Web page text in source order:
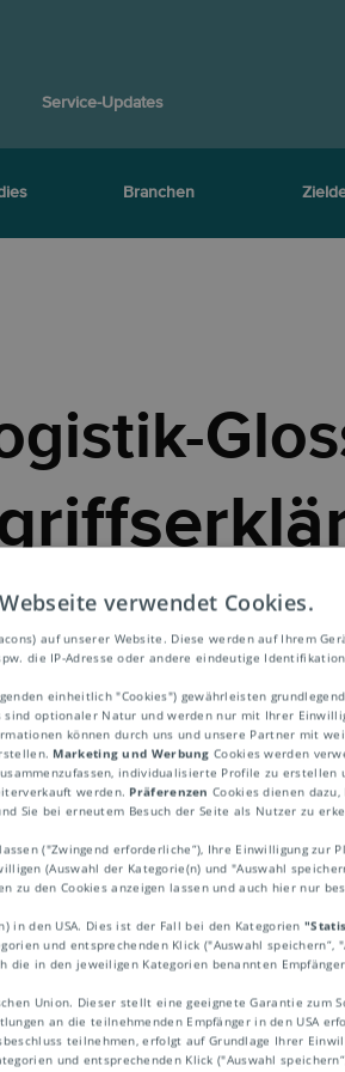
Service-Updates
Branchen
Das Transportgut
zur
digitaler Systeme für den
aber für den Transport
oder
Anlagen zeitkritische
verwendet Cookies.
auf unserer Website. Diese werden auf Ihrem
die IP-Adresse oder andere eindeutige
einheitlich "Cookies") gewährleisten
sind optionaler Natur und werden nur mit Ihrer
können durch uns und unsere Partner mit
Marketing und Werbung Cookies werden
individualisierte Profile zu
werden. Präferenzen Cookies dienen
Sie bei erneutem Besuch der Seite als Nutzer zu
("Zwingend erforderliche“), Ihre Einwilligung zur
(Auswahl der Kategorie(n) und "Auswahl
zu den Cookies anzeigen lassen und auch hier nur
in den USA. Dies ist der Fall bei den Kategorien
und entsprechenden Klick ("Auswahl speichern“,
die in den jeweiligen Kategorien benannten Empfänger
Union. Dieser stellt eine geeignete Garantie zum
an die teilnehmenden Empfänger in den USA
teilnehmen, erfolgt auf Grundlage Ihrer
und entsprechenden Klick ("Auswahl